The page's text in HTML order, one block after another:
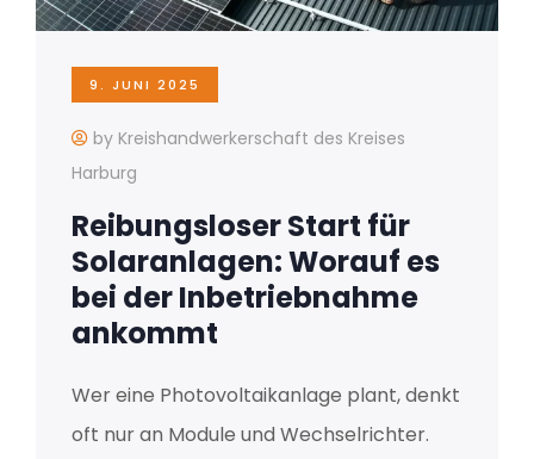
9. JUNI 2025
by Kreishandwerkerschaft des Kreises
Harburg
Reibungsloser Start für
Solaranlagen: Worauf es
bei der Inbetriebnahme
ankommt
Wer eine Photovoltaikanlage plant, denkt
oft nur an Module und Wechselrichter.